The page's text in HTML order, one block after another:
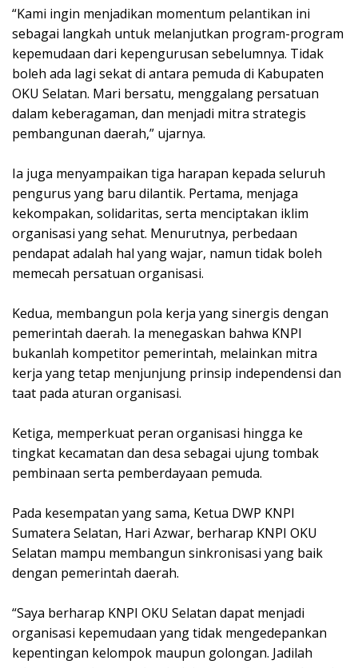
“Kami ingin menjadikan momentum pelantikan ini
sebagai langkah untuk melanjutkan program-program
kepemudaan dari kepengurusan sebelumnya. Tidak
boleh ada lagi sekat di antara pemuda di Kabupaten
OKU Selatan. Mari bersatu, menggalang persatuan
dalam keberagaman, dan menjadi mitra strategis
pembangunan daerah,” ujarnya.
Ia juga menyampaikan tiga harapan kepada seluruh
pengurus yang baru dilantik. Pertama, menjaga
kekompakan, solidaritas, serta menciptakan iklim
organisasi yang sehat. Menurutnya, perbedaan
pendapat adalah hal yang wajar, namun tidak boleh
memecah persatuan organisasi.
Kedua, membangun pola kerja yang sinergis dengan
pemerintah daerah. Ia menegaskan bahwa KNPI
bukanlah kompetitor pemerintah, melainkan mitra
kerja yang tetap menjunjung prinsip independensi dan
taat pada aturan organisasi.
Ketiga, memperkuat peran organisasi hingga ke
tingkat kecamatan dan desa sebagai ujung tombak
pembinaan serta pemberdayaan pemuda.
Pada kesempatan yang sama, Ketua DWP KNPI
Sumatera Selatan, Hari Azwar, berharap KNPI OKU
Selatan mampu membangun sinkronisasi yang baik
dengan pemerintah daerah.
“Saya berharap KNPI OKU Selatan dapat menjadi
organisasi kepemudaan yang tidak mengedepankan
kepentingan kelompok maupun golongan. Jadilah